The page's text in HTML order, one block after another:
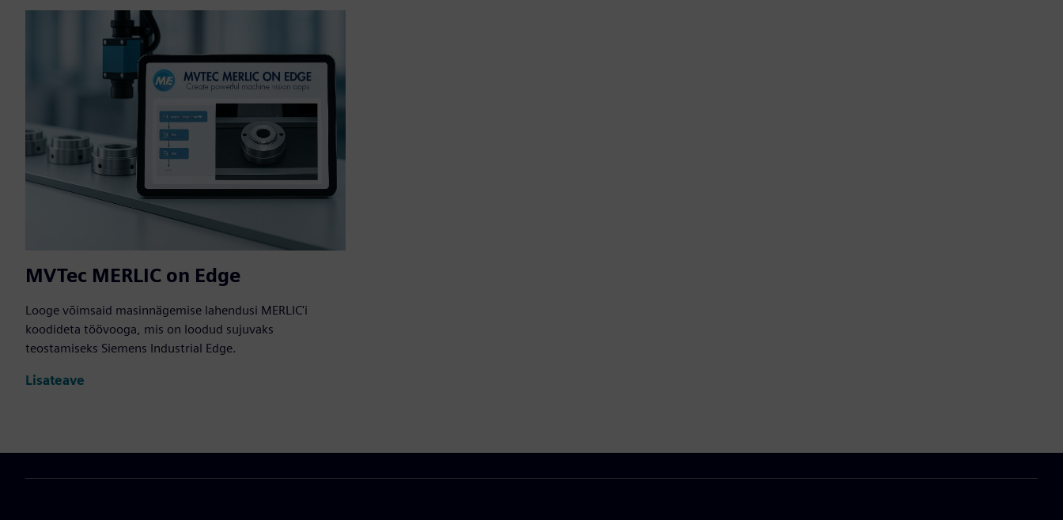
MVTec MERLIC on Edge
Looge võimsaid masinnägemise lahendusi MERLIC'i
koodideta töövooga, mis on loodud sujuvaks
teostamiseks Siemens Industrial Edge.
Lisateave